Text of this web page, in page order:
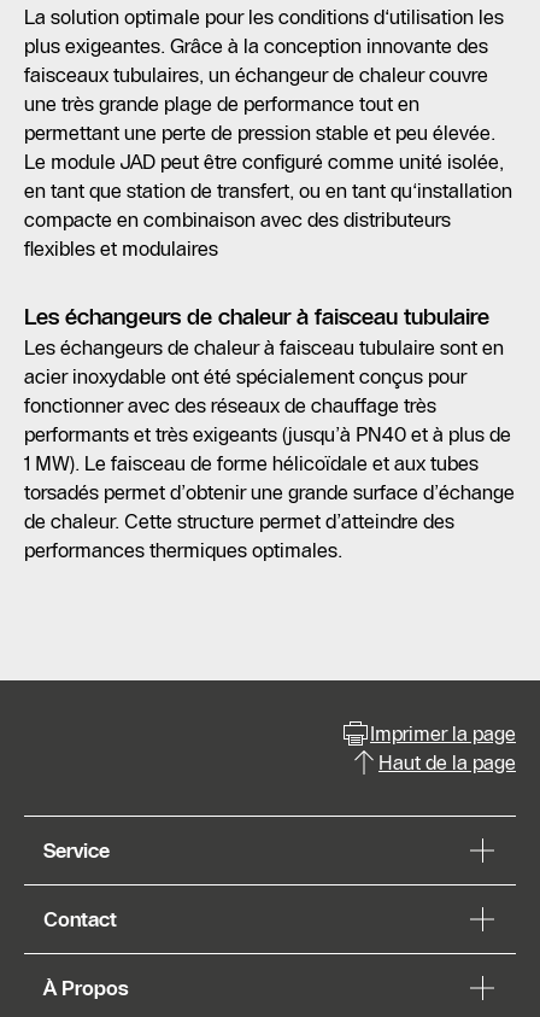
La solution optimale pour les conditions d‘utilisation les
plus exigeantes. Grâce à la conception innovante des
faisceaux tubulaires, un échangeur de chaleur couvre
une très grande plage de performance tout en
permettant une perte de pression stable et peu élevée.
Le module JAD peut être configuré comme unité isolée,
en tant que station de transfert, ou en tant qu‘installation
compacte en combinaison avec des distributeurs
flexibles et modulaires
Les échangeurs de chaleur à faisceau tubulaire
Les échangeurs de chaleur à faisceau tubulaire sont en
acier inoxydable ont été spécialement conçus pour
fonctionner avec des réseaux de chauffage très
performants et très exigeants (jusqu’à PN40 et à plus de
1 MW). Le faisceau de forme hélicoïdale et aux tubes
torsadés permet d’obtenir une grande surface d’échange
de chaleur. Cette structure permet d’atteindre des
performances thermiques optimales.
Imprimer la page
Haut de la page
Service
Contact
À Propos